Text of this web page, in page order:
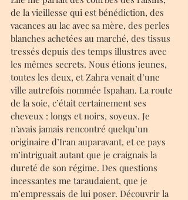
de la vieillesse qui est bénédiction, des
vacances au lac avec sa mère, des perles
blanches achetées au marché, des tissus
tressés depuis des temps illustres avec
les mêmes secrets. Nous étions jeunes,
toutes les deux, et Zahra venait d’une
ville autrefois nommée Ispahan. La route
de la soie, c’était certainement ses
cheveux : longs et noirs, soyeux. Je
n’avais jamais rencontré quelqu’un
originaire d’Iran auparavant, et ce pays
m’intriguait autant que je craignais la
dureté de son régime. Des questions
incessantes me taraudaient, que je
m’empressais de lui poser. Découvrir la